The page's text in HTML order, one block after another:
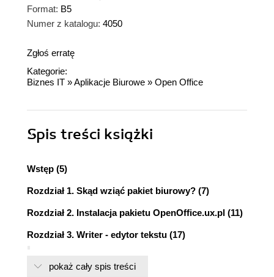
Format: B5
Numer z katalogu: 4050
Zgłoś erratę
Kategorie:
Biznes IT »Aplikacje Biurowe » Open Office
Spis treści książki
Wstęp (5)
Rozdział 1. Skąd wziąć pakiet biurowy? (7)
Rozdział 2. Instalacja pakietu OpenOffice.ux.pl (11)
Rozdział 3. Writer - edytor tekstu (17)
3.1.1. Pasek menu (19)
pokaż cały spis treści